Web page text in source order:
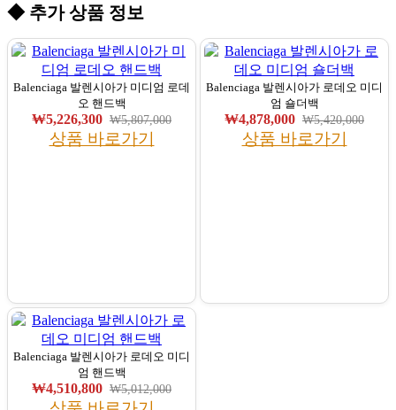
◆ 추가 상품 정보
Balenciaga 발렌시아가 미디엄 로데
오 핸드백
₩5,226,300 ₩5,807,000
상품 바로가기
Balenciaga 발렌시아가 로데오 미디
엄 숄더백
₩4,878,000 ₩5,420,000
상품 바로가기
Balenciaga 발렌시아가 로데오 미디
엄 핸드백
₩4,510,800 ₩5,012,000